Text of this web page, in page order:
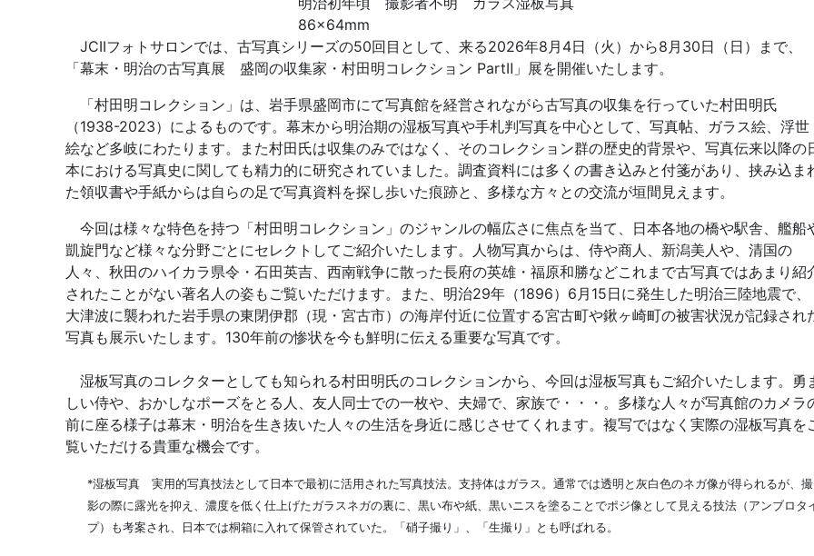
86×64mm
JCIIフォトサロンでは、古写真シリーズの50回目として、来る2026年8月4日（火）から8月30日（日）まで、
「幕末・明治の古写真展 盛岡の収集家・村田明コレクション PartⅡ」展を開催いたします。
「村田明コレクション」は、岩手県盛岡市にて写真館を経営されながら古写真の収集を行っていた村田明氏
（1938-2023）によるものです。幕末から明治期の湿板写真や手札判写真を中心として、写真帖、ガラス絵、浮世
絵など多岐にわたります。また村田氏は収集のみではなく、そのコレクション群の歴史的背景や、写真伝来以降の
本における写真史に関しても精力的に研究されていました。調査資料には多くの書き込みと付箋があり、挟み込ま
た領収書や手紙からは自らの足で写真資料を探し歩いた痕跡と、多様な方々との交流が垣間見えます。
今回は様々な特色を持つ「村田明コレクション」のジャンルの幅広さに焦点を当て、日本各地の橋や駅舎、艦船
凱旋門など様々な分野ごとにセレクトしてご紹介いたします。人物写真からは、侍や商人、新潟美人や、清国の
人々、秋田のハイカラ県令・石田英吉、西南戦争に散った長府の英雄・福原和勝などこれまで古写真ではあまり紹
されたことがない著名人の姿もご覧いただけます。また、明治29年（1896）6月15日に発生した明治三陸地震で、
大津波に襲われた岩手県の東閉伊郡（現・宮古市）の海岸付近に位置する宮古町や鍬ヶ崎町の被害状況が記録され
写真も展示いたします。130年前の惨状を今も鮮明に伝える重要な写真です。
湿板写真のコレクターとしても知られる村田明氏のコレクションから、今回は湿板写真もご紹介いたします。勇
しい侍や、おかしなポーズをとる人、友人同士での一枚や、夫婦で、家族で・・・。多様な人々が写真館のカメラ
前に座る様子は幕末・明治を生き抜いた人々の生活を身近に感じさせてくれます。複写ではなく実際の湿板写真を
覧いただける貴重な機会です。
*湿板写真 実用的写真技法として日本で最初に活用された写真技法。支持体はガラス。通常では透明と灰白色のネガ像が得られるが、撮
影の際に露光を抑え、濃度を低く仕上げたガラスネガの裏に、黒い布や紙、黒いニスを塗ることでポジ像として見える技法（アンブロタ
プ）も考案され、日本では桐箱に入れて保管されていた。「硝子撮り」、「生撮り」とも呼ばれる。